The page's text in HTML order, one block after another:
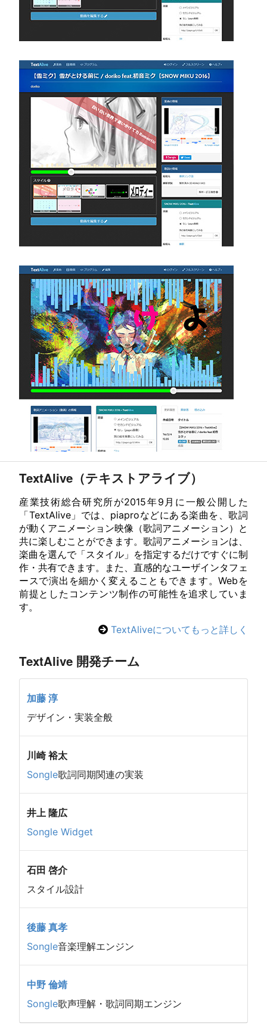
TextAlive （テキストアライブ）
産業技術総合研究所が2015年9月に一般公開した
「TextAlive」では、piaproなどにある楽曲を、歌詞
が動くアニメーション映像（歌詞アニメーション）と
共に楽しむことができます。歌詞アニメーションは、
楽曲を選んで「スタイル」を指定するだけですぐに制
作・共有できます。また、直感的なユーザインタフェ
ースで演出を細かく変えることもできます。Webを
前提としたコンテンツ制作の可能性を追求していま
す。
TextAliveについてもっと詳しく
TextAlive 開発チーム
加藤 淳
デザイン・実装全般
川崎裕太
Songle歌詞同期関連の実装
井上 隆広
Songle Widget
石田 啓介
スタイル設計
後藤 真孝
Songle音楽理解エンジン
中野 倫靖
Songle歌声理解・歌詞同期エンジン